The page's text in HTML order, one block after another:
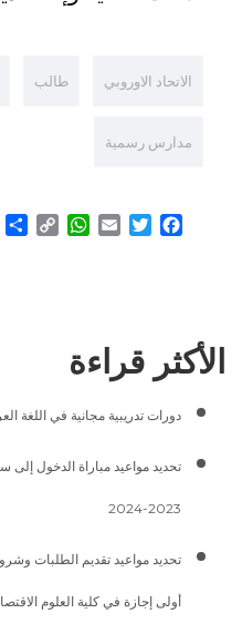
الاتحاد الاوروبي طالب
مدارس رسمية
Facebook
Twitter
Email
Copy
الأكثر قراءة
دورات تدريبية مجانية في اللغة
تحديد مواعيد مباراة الدخول إلى
2023-2024
تحديد مواعيد تقديم الطلبات
أولى إجازة في كلية العلوم